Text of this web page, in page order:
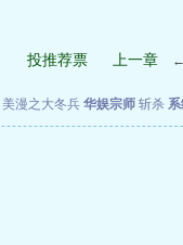
投推荐票 上一章 ←
美漫之大冬兵 华娱宗师 斩杀